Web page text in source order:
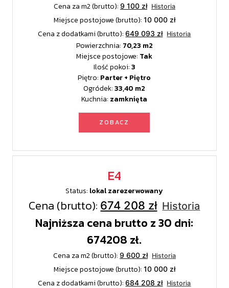
Cena za m2 (brutto): 9 100 zł Historia
Miejsce postojowe (brutto): 10 000 zł
Cena z dodatkami (brutto):649 093 zł Historia
Powierzchnia: 70,23
Miejsce postojowe: Tak
Ilość pokoi:3
Piętro: Parter + Piętro
Ogródek:33,40
Kuchnia: zamknięta
ZOBACZ
E4
Status: lokal zarezerwowany
Cena (brutto): 674 208 zł Historia
Najniższa cena brutto z 30 dni:
674208 zł.
Cena za m2 (brutto): 9 600 zł Historia
Miejsce postojowe (brutto): 10 000 zł
Cena z dodatkami (brutto):684 208 zł Historia